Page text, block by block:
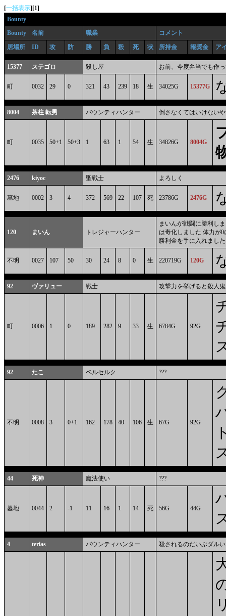
[一括表示] [1]
Bounty
Bounty
名前 職業
コメント
居場所
ID 攻 防 勝 負 殺 死 状 所持金 報奨金 ア
15377 ステゴロ 殺し屋 お前、今度弁当でも作
町 0032 29 0 321 43 239 18 生 34025G 15377G
8004 茶柱 転男 バウンティハンター 倒さなくてはいけない
町 0035 50+1 50+3 1 63 1 54 生 34826G 8004G
2476 kiyoc 聖戦士 よろしく
墓地 0002 3 4 372 569 22 107 死 23786G 2476G
120 まいん トレジャーハンター
まいんが戦闘に勝利し
は毒化しました 体力が0
勝利金を手に入れまし
不明 0027 107 50 30 24 8 0 生 220719G 120G
92 ヴァリュー 戦士 攻撃力を挙げると殺人
町 0006 1 0 189 282 9 33 生 6784G 92G
92 たこ ベルセルク ???
不明 0008 3 0+1 162 178 40 106 生 67G 92G
44 死神 魔法使い ???
墓地 0044 2 -1 11 16 1 14 死 56G 44G
4 terias バウンティハンター 殺されるのだいぶダル